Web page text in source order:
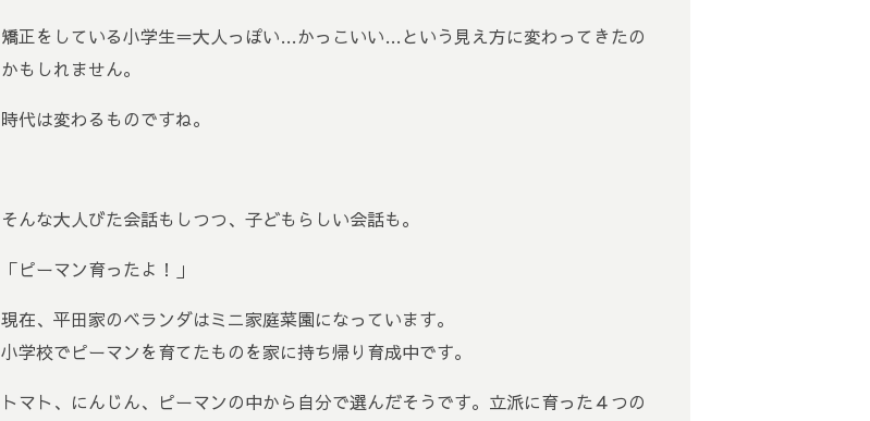
矯正をしている小学生＝大人っぽい…かっこいい…という見え方に変わってきたの
かもしれません。
時代は変わるものですね。
そんな大人びた会話もしつつ、子どもらしい会話も。
「ピーマン育ったよ！」
現在、平田家のベランダはミニ家庭菜園になっています。
小学校でピーマンを育てたものを家に持ち帰り育成中です。
トマト、にんじん、ピーマンの中から自分で選んだそうです。立派に育った４つの